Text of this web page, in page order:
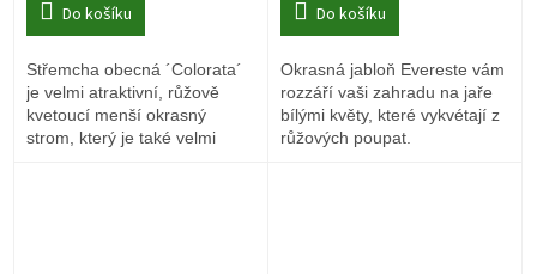
Do košíku
Střemcha obecná ´Colorata´
je velmi atraktivní, růžově
kvetoucí menší okrasný
strom, který je také velmi
Do košíku
Okrasná jabloň Evereste vám
rozzáří vaši zahradu na jaře
bílými květy, které vykvétají z
růžových poupat.